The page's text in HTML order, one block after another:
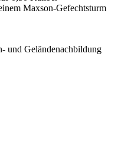
Maxson-Gefechtsturm
und Geländenachbildung